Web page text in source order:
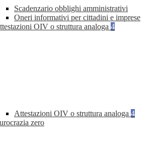
Scadenzario obblighi amministrativi
Oneri informativi per cittadini e imprese
OIV o struttura analoga 4
Attestazioni OIV o struttura analoga 4
zero